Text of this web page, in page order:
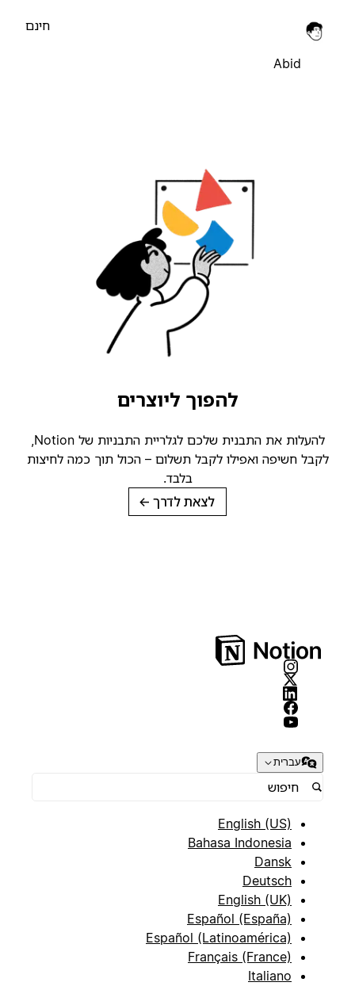
להפוך ליוצרים
להעלות את התבנית שלכם לגלריית התבניות של Notion,
לקבל חשיפה ואפילו לקבל תשלום – הכול תוך כמה לחיצות
בלבד.
לצאת לדרך→
עברית
English (US)
Bahasa Indonesia
Dansk
Deutsch
English (UK)
Español (España)
Español (Latinoamérica)
Français (France)
Italiano